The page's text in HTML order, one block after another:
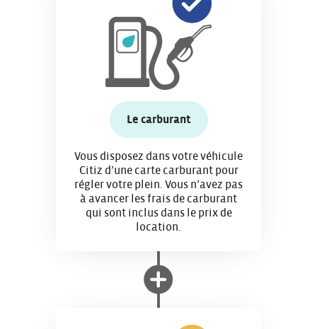
Le carburant
Vous disposez dans votre véhicule
Citiz d’une carte carburant pour
régler votre plein. Vous n’avez pas
à avancer les frais de carburant
qui sont inclus dans le prix de
location.